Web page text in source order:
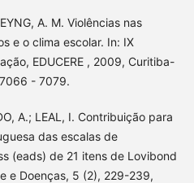
A. M. Violências nas
e o clima escolar. In: IX
EDUCERE , 2009, Curitiba-
- 7079.
A.; LEAL, I. Contribuição para
das escalas de
(eads) de 21 itens de Lovibond
e Doenças, 5 (2), 229-239,